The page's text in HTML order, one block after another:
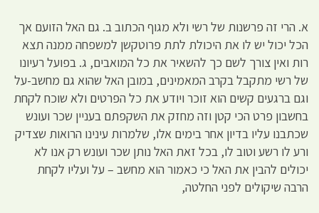
א. הרי זה פרשנות של רשי ולא מגוף הכתוב ב. גם האל הזועם אך
הכל יכול יש לו את היכולת לתת פרוטקשן למשפחה ממנה תצא
רות ואין צורך לשם כך להשאיר את כל המואבים, ג. בפועל רעיונו
של רשי מתקבל בקרב המאמינים, במובן האל שהוא גם מחשב-על
וגם ברגעים קשים הוא זוכר ויודע את כל הפרטים ולא שוכח לקחת
בחשבון פרט הכי קטן וזה מחזק את השקפתם בעניין שכר ועונש
שכתבנו עליו בדיון אחר בימים אלו, שלמרות עינינו הרואות שצדיק
ורע לו רשע וטוב לו, בכל זאת האל נותן שכר ועונש רק אנו לא
יכולים להבין את האל כי כאמור הוא מחשב – על ועליו לקחת
הרבה שיקולים לפני החלטה,